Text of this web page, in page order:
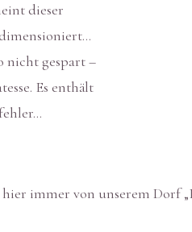
dieser
nicht gespart –
Es enthält
immer von unserem Dorf